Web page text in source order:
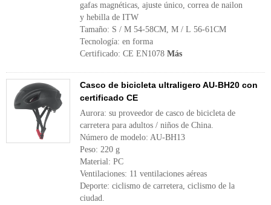
gafas magnéticas, ajuste único, correa de nailon
y hebilla de ITW
Tamaño: S / M 54-58CM, M / L 56-61CM
Tecnología: en forma
Certificado: CE EN1078 Más
Casco de bicicleta ultraligero AU-BH20 con
certificado CE
Aurora: su proveedor de casco de bicicleta de
carretera para adultos / niños de China.
Número de modelo: AU-BH13
Peso: 220 g
Material: PC
Ventilaciones: 11 ventilaciones aéreas
Deporte: ciclismo de carretera, ciclismo de la
ciudad.